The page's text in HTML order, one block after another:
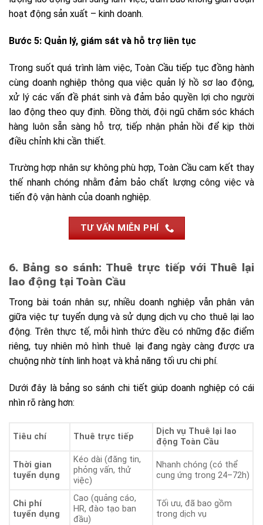
hoạt động sản xuất – kinh doanh.
Bước 5: Quản lý, giám sát và hỗ trợ liên tục
Trong suốt quá trình làm việc, Toàn Cầu tiếp tục đồng hành
cùng doanh nghiệp thông qua việc quản lý hồ sơ lao động,
xử lý các vấn đề phát sinh và đảm bảo quyền lợi cho người
lao động theo quy định. Đồng thời, đội ngũ chăm sóc khách
hàng luôn sẵn sàng hỗ trợ, tiếp nhận phản hồi để kịp thời
điều chỉnh khi cần thiết.
Trường hợp nhân sự không phù hợp, Toàn Cầu cam kết thay
thế nhanh chóng nhằm đảm bảo chất lượng công việc và
tiến độ vận hành của doanh nghiệp.
TƯ VẤN MIỄN PHÍ
6. Bảng so sánh: Thuê trực tiếp với Thuê lại
lao động tại Toàn Cầu
Trong bài toán nhân sự, nhiều doanh nghiệp vẫn phân vân
giữa việc tự tuyển dụng và sử dụng dịch vụ cho thuê lại lao
động. Trên thực tế, mỗi hình thức đều có những đặc điểm
riêng, tuy nhiên mô hình thuê lại đang ngày càng được ưa
chuộng nhờ tính linh hoạt và khả năng tối ưu chi phí.
Dưới đây là bảng so sánh chi tiết giúp doanh nghiệp có cái
nhìn rõ ràng hơn:
Tiêu chí Thuê trực tiếp
Dịch vụ Thuê lại lao
động Toàn Cầu
Thời gian
tuyển dụng
Kéo dài (đăng tin,
phỏng vấn, thử
việc)
Nhanh chóng (có thể
cung ứng trong 24–72h)
Chi phí
tuyển dụng
Cao (quảng cáo,
HR, đào tạo ban
đầu)
Tối ưu, đã bao gồm
trong dịch vụ